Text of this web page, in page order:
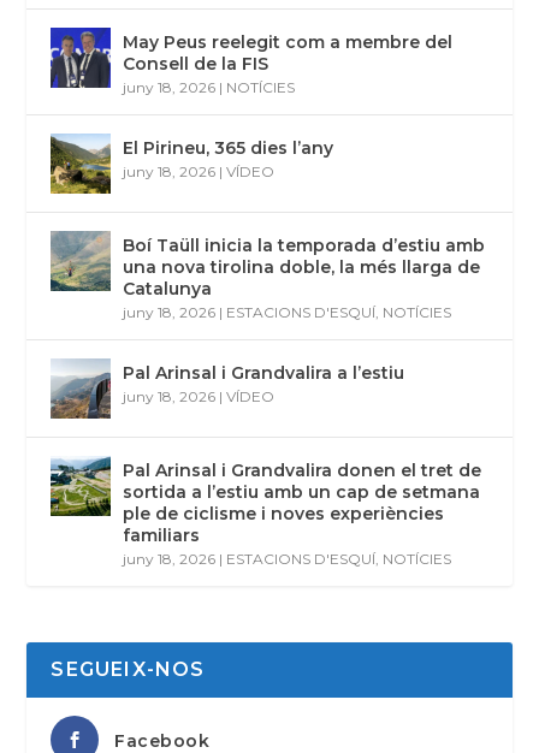
May Peus reelegit com a membre del
Consell de la FIS
juny 18, 2026 | NOTÍCIES
El Pirineu, 365 dies l’any
juny 18, 2026 |VÍDEO
Boí Taüll inicia la temporada d’estiu amb
una nova tirolina doble, la més llarga de
Catalunya
juny 18, 2026 | ESTACIONS D'ESQUÍ, NOTÍCIES
Pal Arinsal i Grandvalira a l’estiu
juny 18, 2026 |VÍDEO
Pal Arinsal i Grandvalira donen el tret de
sortida a l’estiu amb un cap de setmana
ple de ciclisme i noves experiències
familiars
juny 18, 2026 | ESTACIONS D'ESQUÍ, NOTÍCIES
SEGUEIX-NOS
Facebook